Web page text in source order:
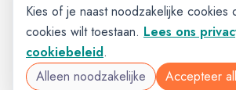
Kies of je naast noodzakelijke cookies
cookies wilt toestaan. Lees ons
cookiebeleid.
Alleen noodzakelijke
Accepteer